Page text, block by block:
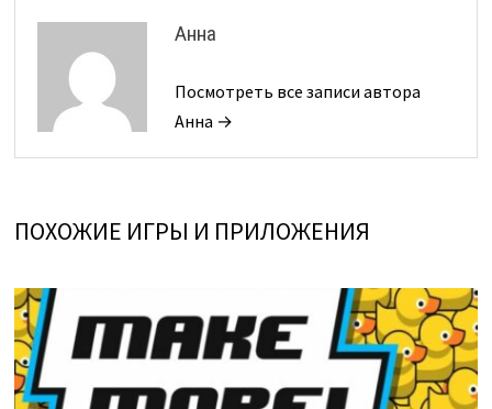
Анна
Посмотреть все записи автора
Анна →
ПОХОЖИЕ ИГРЫ И ПРИЛОЖЕНИЯ